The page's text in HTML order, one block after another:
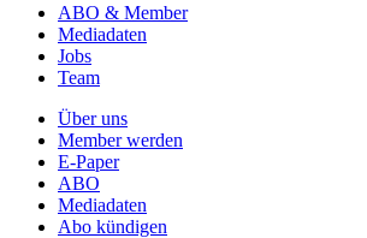
ABO & Member
Mediadaten
Jobs
Team
Über uns
Member werden
E-Paper
ABO
Mediadaten
Abo kündigen